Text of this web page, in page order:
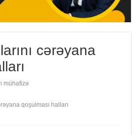
cərəyana
mühafizə
qoşulması halları